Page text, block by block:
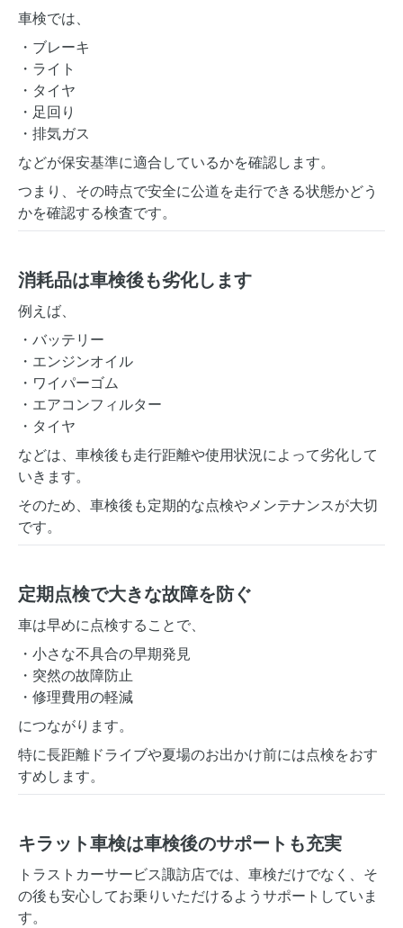
車検では、
・ブレーキ
・ライト
・タイヤ
・足回り
・排気ガス
などが保安基準に適合しているかを確認します。
つまり、その時点で安全に公道を走行できる状態かどう
かを確認する検査です。
消耗品は車検後も劣化します
例えば、
・バッテリー
・エンジンオイル
・ワイパーゴム
・エアコンフィルター
・タイヤ
などは、車検後も走行距離や使用状況によって劣化して
いきます。
そのため、車検後も定期的な点検やメンテナンスが大切
です。
定期点検で大きな故障を防ぐ
車は早めに点検することで、
・小さな不具合の早期発見
・突然の故障防止
・修理費用の軽減
につながります。
特に長距離ドライブや夏場のお出かけ前には点検をおす
すめします。
キラット車検は車検後のサポートも充実
トラストカーサービス諏訪店では、車検だけでなく、そ
の後も安心してお乗りいただけるようサポートしていま
す。